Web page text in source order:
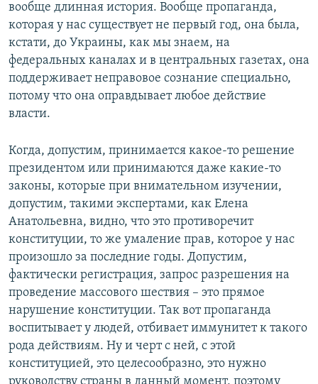
вообще длинная история. Вообще пропаганда,
которая у нас существует не первый год, она была,
кстати, до Украины, как мы знаем, на
федеральных каналах и в центральных газетах, она
поддерживает неправовое сознание специально,
потому что она оправдывает любое действие
власти.
Когда, допустим, принимается какое-то решение
президентом или принимаются даже какие-то
законы, которые при внимательном изучении,
допустим, такими экспертами, как Елена
Анатольевна, видно, что это противоречит
конституции, то же умаление прав, которое у нас
произошло за последние годы. Допустим,
фактически регистрация, запрос разрешения на
проведение массового шествия – это прямое
нарушение конституции. Так вот пропаганда
воспитывает у людей, отбивает иммунитет к такого
рода действиям. Ну и черт с ней, с этой
конституцией, это целесообразно, это нужно